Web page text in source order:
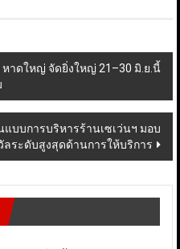
าดใหญ่ จัดยิ่งใหญ่ 21–30 มิ.ย.นี้
บบการบริหารร้านเซเว่นฯ มอบ
ลระดับสูงสุดด้านการให้บริการ